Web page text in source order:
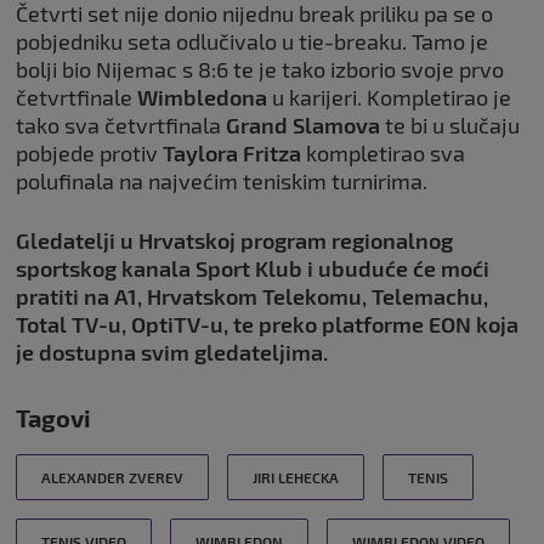
Četvrti set nije donio nijednu break priliku pa se o
pobjedniku seta odlučivalo u tie-breaku. Tamo je
bolji bio Nijemac s 8:6 te je tako izborio svoje prvo
četvrtfinale Wimbledona u karijeri. Kompletirao je
tako sva četvrtfinala Grand Slamova te bi u slučaju
pobjede protiv Taylora Fritza kompletirao sva
polufinala na najvećim teniskim turnirima.
Gledatelji u Hrvatskoj program regionalnog
sportskog kanala Sport Klub i ubuduće će moći
pratiti na A1, Hrvatskom Telekomu, Telemachu,
Total TV-u, OptiTV-u, te preko platforme EON koja
je dostupna svim gledateljima.
Tagovi
ALEXANDER ZVEREV JIRI LEHECKA TENIS